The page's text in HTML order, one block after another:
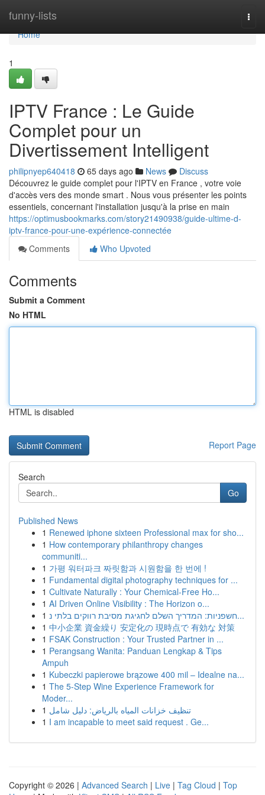
funny-lists
Home
Home
1
IPTV France : Le Guide
Complet pour un
Divertissement Intelligent
philipnyep640418 65 days ago News
Discuss
Découvrez le guide complet pour l'IPTV en France , votre voie
d'accès vers des monde smart . Nous vous présenter les points
essentiels, concernant l'installation jusqu'à la prise en main
https://optimusbookmarks.com/story21490938/guide-ultime-d-
iptv-france-pour-une-expérience-connectée
Comments
Who Upvoted
Comments
Submit a Comment
No HTML
HTML is disabled
Report Page
Search
Go
Published News
1 Renewed iphone sixteen Professional max for sho...
1 How contemporary philanthropy changes
communiti...
1 가평 워터파크 짜릿함과 시원함을 한 번에 !
1 Fundamental digital photography techniques for ...
1 Cultivate Naturally : Your Chemical-Free Ho...
1 AI Driven Online Visibility : The Horizon o...
1
חשפניות: המדריך השלם לחגיגת מסיבת רווקים בלתי נ...
1 中小企業 資金繰り 安定化の 現時点で 有効な 対策
1 FSAK Construction : Your Trusted Partner in ...
1 Perangsang Wanita: Panduan Lengkap & Tips
Ampuh
1 Kubeczki papierowe brązowe 400 mil – Idealne na...
1 The 5-Step Wine Experience Framework for
Moder...
1 تنظيف خزانات المياه بالرياض: دليل شامل
1 I am incapable to meet said request . Ge...
Copyright © 2026 | Advanced Search | Live | Tag Cloud | Top